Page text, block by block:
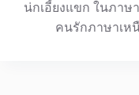
น่กเอี้ยงแขก ในภาษ
คนรักภาษาเห